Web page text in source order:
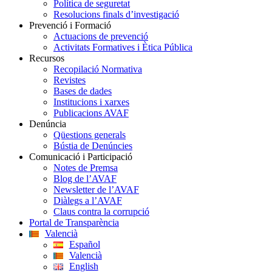
Política de seguretat
Resolucions finals d’investigació
Prevenció i Formació
Actuacions de prevenció
Activitats Formatives i Ètica Pública
Recursos
Recopilació Normativa
Revistes
Bases de dades
Institucions i xarxes
Publicacions AVAF
Denúncia
Qüestions generals
Bústia de Denúncies
Comunicació i Participació
Notes de Premsa
Blog de l’AVAF
Newsletter de l’AVAF
Diàlegs a l’AVAF
Claus contra la corrupció
Portal de Transparència
Valencià
Español
Valencià
English